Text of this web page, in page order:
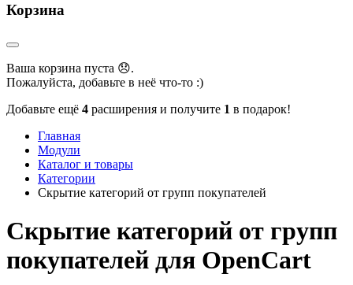
Корзина
Ваша корзина пуста 😞.
Пожалуйста, добавьте в неё что-то :)
Добавьте ещё 4 расширения и получите 1 в подарок!
Главная
Модули
Каталог и товары
Категории
Скрытие категорий от групп покупателей
Скрытие категорий от групп
покупателей для OpenCart